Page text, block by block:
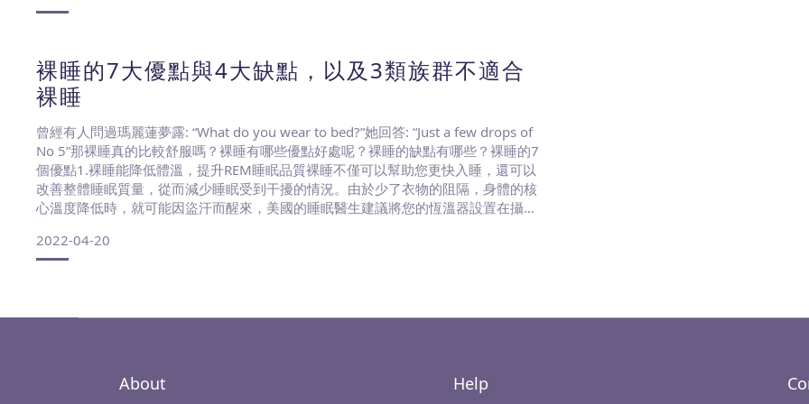
裸睡的7大優點與4大缺點，以及3類族群不適合
裸睡
曾經有人問過瑪麗蓮夢露: “What do you wear to bed?”她回答: “Just a few drops of
No 5”那裸睡真的比較舒服嗎？裸睡有哪些優點好處呢？裸睡的缺點有哪些？裸睡的7
個優點1.裸睡能降低體溫，提升REM睡眠品質裸睡不僅可以幫助您更快入睡，還可以
改善整體睡眠質量，從而減少睡眠受到干擾的情況。由於少了衣物的阻隔，身體的核
心溫度降低時，就可能因盜汗而醒來，美國的睡眠醫生建議將您的恆溫器設置在攝氏
2022-04-20
About Help